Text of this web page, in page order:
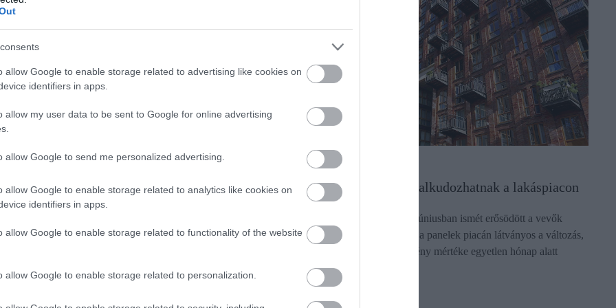
allow Google to enable storage related to advertising like cookies on
identifiers in apps.
allow my user data to be sent to Google for online advertising
allow Google to send me personalized advertising.
allow Google to enable storage related to analytics like cookies on
identifiers in apps.
allow Google to enable storage related to functionality of the website
allow Google to enable storage related to personalization.
INGATLAN
Lassult, itt tart a lakások drágulása
árnövekedést mért a jegybank az első negyedévben. Erről Banai
INGATLAN
Nyerésben a vevők, alkudozhatnak a lakáspiacon
A májusi gyengülés után júniusban ismét erősödött a vevők
alkupozíciója. Különösen a panelek piacán látványos a változás,
ahol az átlagos árengedmény mértéke egyetlen hónap alatt
csaknem…